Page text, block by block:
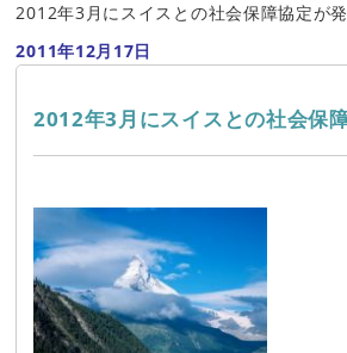
2012年3月にスイスとの社会保障協定が
2011年12月17日
2012年3月にスイスとの社会保